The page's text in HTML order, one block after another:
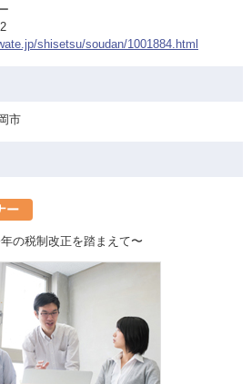
shisetsu/soudan/1001884.html
市
ー
の税制改正を踏まえて〜